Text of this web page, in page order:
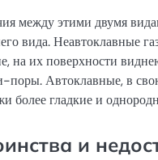
между этими двумя
вида. Неавтоклавные
на их поверхности
поры. Автоклавные, в
более гладкие и
и